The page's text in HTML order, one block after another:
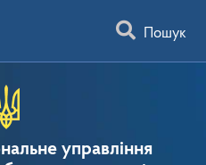
Пошук
управління